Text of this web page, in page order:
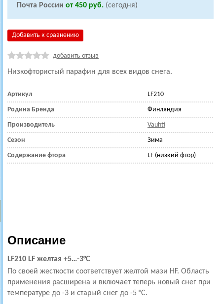
Почта России от 450 руб. (сегодня)
Добавить к сравнению
добавить отзыв
Низкофтористый парафин для всех видов снега.
Артикул LF210
Родина Бренда Финляндия
Производитель Vauhti
Сезон Зима
Содержание фтора LF (низкий фтор)
Описание
LF210 LF желтая +5…-3°С
По своей жесткости соответствует желтой мази HF. Область
применения расширена и включает теперь новый снег при
температуре до -3 и старый снег до -5 °С.